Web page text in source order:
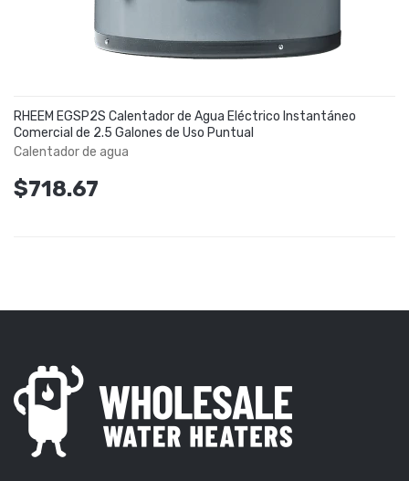
RHEEM EGSP2S Calentador de Agua Eléctrico Instantáneo
Comercial de 2.5 Galones de Uso Puntual
Calentador de agua
$718.67